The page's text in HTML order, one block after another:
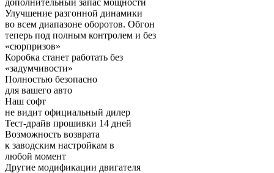
Улучшение разгонной динамики
во всем диапазоне оборотов. Обгон
теперь под полным контролем и без
«сюрпризов»
Коробка станет работать без
«задумчивости»
Полностью безопасно
для вашего авто
Наш софт
не видит официальный дилер
Тест-драйв прошивки 14 дней
Возможность возврата
к заводским настройкам в
любой момент
Другие модификации двигателя